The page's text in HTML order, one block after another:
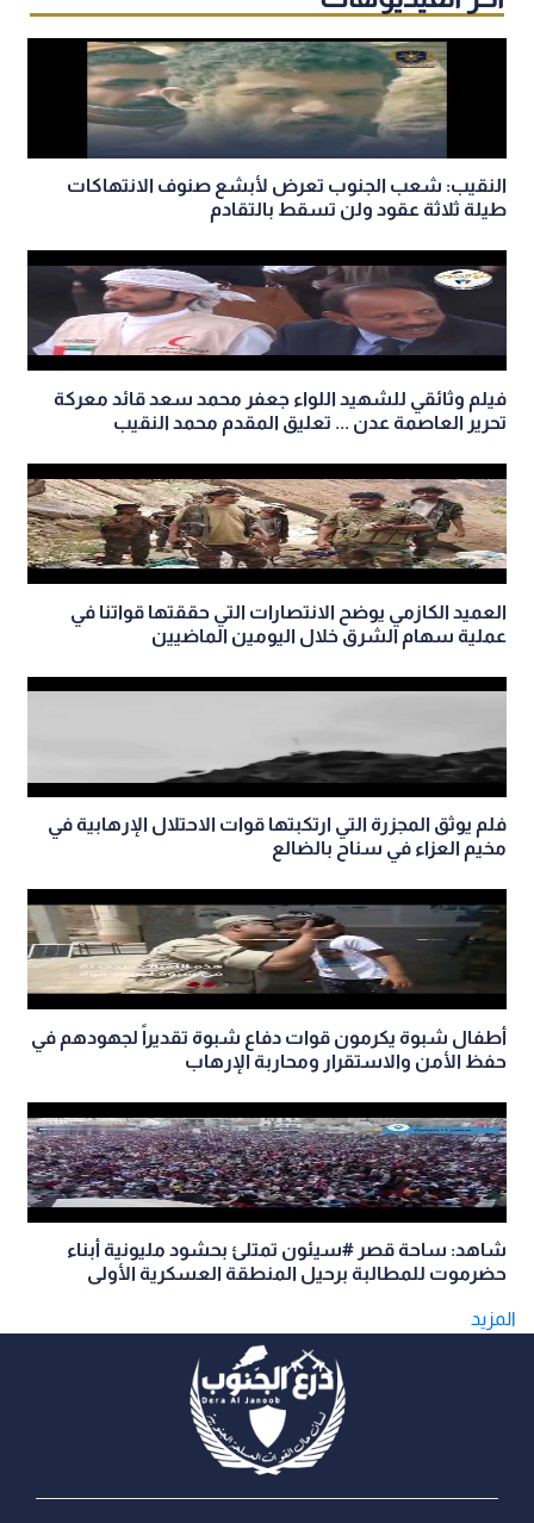
النقيب: شعب الجنوب تعرض لأبشع صنوف الانتهاكات
طيلة ثلاثة عقود ولن تسقط بالتقادم
فيلم وثائقي للشهيد اللواء جعفر محمد سعد قائد معركة
تحرير العاصمة عدن ... تعليق المقدم محمد النقيب
العميد الكازمي يوضح الانتصارات التي حققتها قواتنا في
عملية سهام الشرق خلال اليومين الماضيين
فلم يوثق المجزرة التي ارتكبتها قوات الاحتلال الإرهابية في
مخيم العزاء في سناح بالضالع
أطفال شبوة يكرمون قوات دفاع شبوة تقديراً لجهودهم في
حفظ الأمن والاستقرار ومحاربة الإرهاب
شاهد: ساحة قصر #سيئون تمتلئ بحشود مليونية أبناء
حضرموت للمطالبة برحيل المنطقة العسكرية الأولى
المزيد